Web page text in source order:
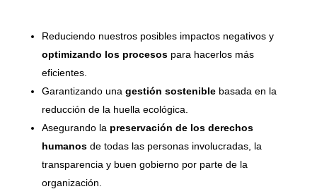
Reduciendo nuestros posibles impactos negativos y
optimizando los procesospara hacerlos más
eficientes.
Garantizando una gestión sosteniblebasada en la
reducción de la huella ecológica.
Asegurando la preservación de los derechos
humanosde todas las personas involucradas, la
transparencia y buen gobierno por parte de la
organización.